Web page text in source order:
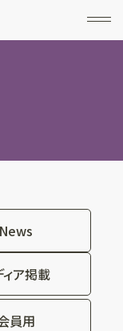
News
ィア掲載
員用